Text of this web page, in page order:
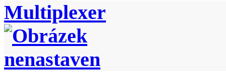
Multiplexer